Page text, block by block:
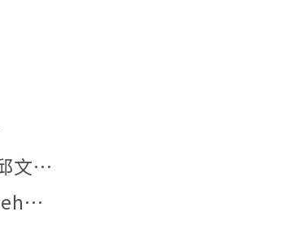
【文章發表】本所李姿儀助理教授與中研院法律所邱文聰研究員發表文章：「『合理使用』夠用嗎？AI模型訓練著作利用合法性之階段化分析與我國法制因應」
【德國實習】2026年6月29日本所研究生與德國Boehmert & Boehmert專利事務所一同參訪歐洲專利局。